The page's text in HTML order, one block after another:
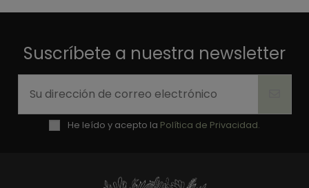
Suscríbete a nuestra newsletter
He leído y acepto la Política de Privacidad.